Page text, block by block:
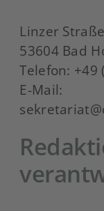
Linzer
53604 Bad
Telefon: +49
E-Mail: